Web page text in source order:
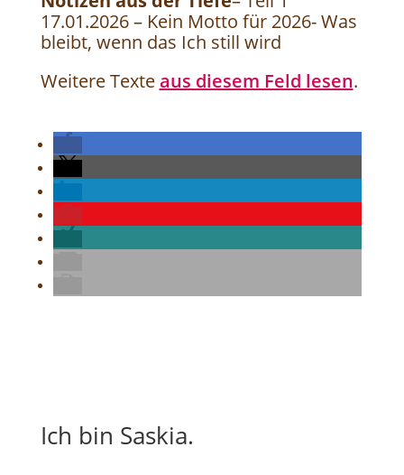
17.01.2026 – Kein Motto für 2026- Was
bleibt, wenn das Ich still wird
Weitere Texteaus diesem Feld lesen.
Ich bin Saskia.